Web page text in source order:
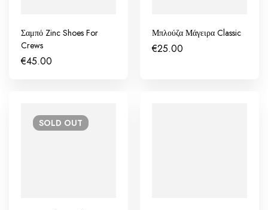
Σαμπό Zinc Shoes For
Crews
€45.00
Μπλούζα Μάγειρα Classic
€25.00
SOLD OUT